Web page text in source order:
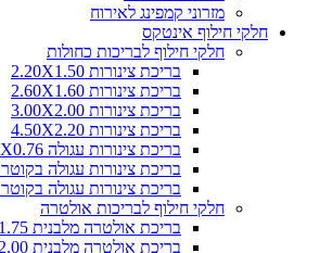
מזרוני קמפינג לאירוח
חלקי חילוף אינטקס
חלקי חילוף לבריכות כחולות
בריכת צינורות 2.20X1.50
בריכת צינורות 2.60X1.60
בריכת צינורות 3.00X2.00
בריכת צינורות 4.50X2.20
בריכת צינורות עגולה 3.05X0.76
בריכת צינורות עגולה בקוטר 3.66
בריכת צינורות עגולה בקוטר 4.57
חלקי חילוף לבריכות אולטרה
בריכת אולטרה מלבנית 3.00X1.75
בריכת אולטרה מלבנית 4.00X2.00